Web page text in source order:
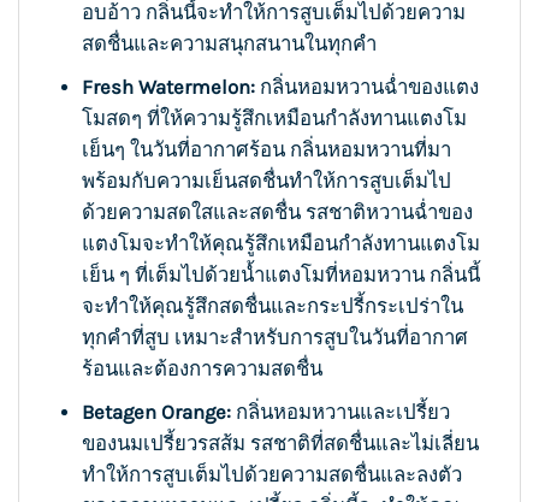
อบอ้าว กลิ่นนี้จะทำให้การสูบเต็มไปด้วยความ
สดชื่นและความสนุกสนานในทุกคำ
Fresh Watermelon:กลิ่นหอมหวานฉ่ำของแตง
โมสดๆ ที่ให้ความรู้สึกเหมือนกำลังทานแตงโม
เย็นๆ ในวันที่อากาศร้อน กลิ่นหอมหวานที่มา
พร้อมกับความเย็นสดชื่นทำให้การสูบเต็มไป
ด้วยความสดใสและสดชื่น รสชาติหวานฉ่ำของ
แตงโมจะทำให้คุณรู้สึกเหมือนกำลังทานแตงโม
เย็น ๆ ที่เต็มไปด้วยน้ำแตงโมที่หอมหวาน กลิ่นนี้
จะทำให้คุณรู้สึกสดชื่นและกระปรี้กระเปร่าใน
ทุกคำที่สูบ เหมาะสำหรับการสูบในวันที่อากาศ
ร้อนและต้องการความสดชื่น
Betagen Orange:กลิ่นหอมหวานและเปรี้ยว
ของนมเปรี้ยวรสส้ม รสชาติที่สดชื่นและไม่เลี่ยน
ทำให้การสูบเต็มไปด้วยความสดชื่นและลงตัว